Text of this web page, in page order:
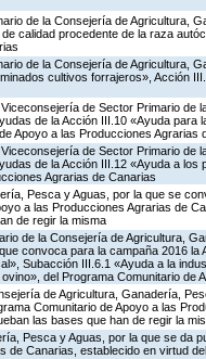
de la Consejería de Agricultura,
calidad procedente de la raza
de la Consejería de Agricultura,
cultivos forrajeros», Acción
de Sector Primario
de la Acción III.10 «Ayuda para
Apoyo a las Producciones Agrarias
de Sector Primario
de la Acción III.12 «Ayuda a los
Agrarias de Canarias
Pesca y Aguas, por la que se
a las Producciones Agrarias de
de regir la misma
de la Consejería de Agricultura,
convoca para la campaña 2016
Subacción III.6.1 «Ayuda a la
del Programa Comunitario de
de Agricultura, Ganadería,
Comunitario de Apoyo a las
las bases que han de regir la
Pesca y Aguas, por la que se da
Canarias, establecido en virtud